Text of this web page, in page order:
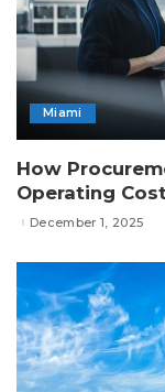
Miami
How
Operating
December 1, 2025